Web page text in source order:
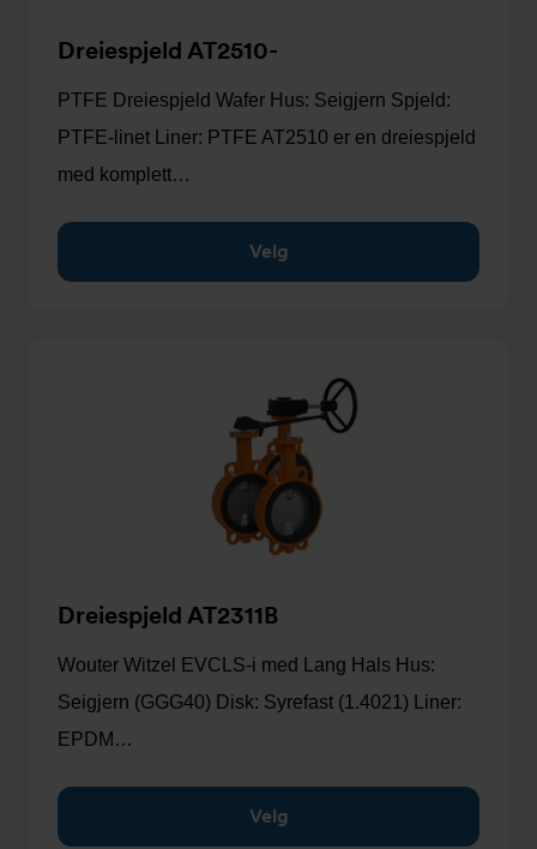
Dreiespjeld AT2510-
PTFE Dreiespjeld Wafer Hus: Seigjern Spjeld:
PTFE-linet Liner: PTFE AT2510 er en dreiespjeld
med komplett…
Velg
Dreiespjeld AT2311B
Wouter Witzel EVCLS-i med Lang Hals Hus:
Seigjern (GGG40) Disk: Syrefast (1.4021) Liner:
EPDM…
Velg